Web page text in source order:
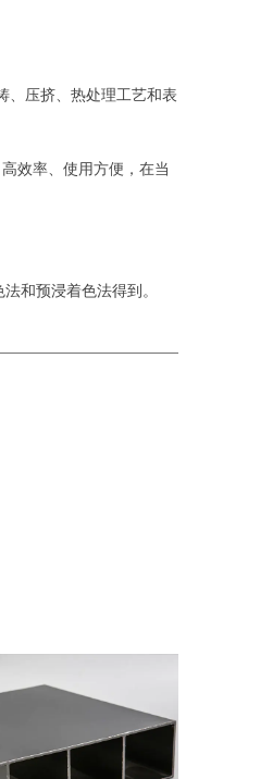
、压挤、热处理工艺和表
效率、使用方便，在当
和预浸着色法得到。